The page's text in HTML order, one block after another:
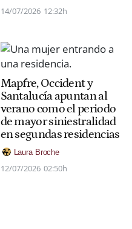
14/07/2026 12:32h
Mapfre, Occident y
Santalucía apuntan al
verano como el periodo
de mayor siniestralidad
en segundas residencias
Laura Broche
12/07/2026 02:50h